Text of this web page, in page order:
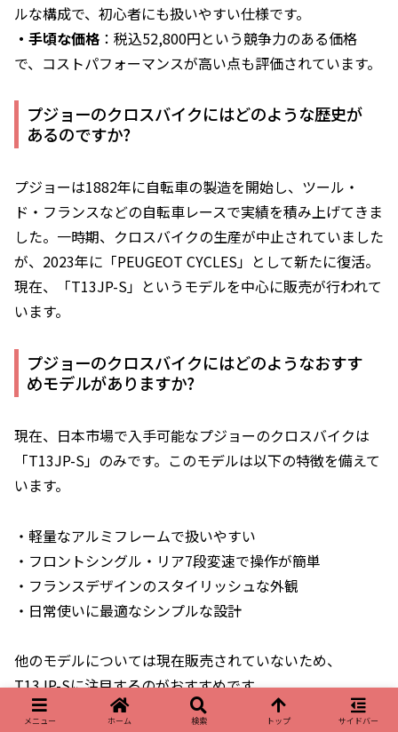
ルな構成で、初心者にも扱いやすい仕様です。
・手頃な価格 ：税込52,800円という競争力のある価格
で、コストパフォーマンスが高い点も評価されています。
プジョーのクロスバイクにはどのような歴史が
あるのですか?
プジョーは1882年に自転車の製造を開始し、ツール・
ド・フランスなどの自転車レースで実績を積み上げてきま
した。一時期、クロスバイクの生産が中止されていました
が、2023年に「PEUGEOT CYCLES」として新たに復活。
現在、「T13JP-S」というモデルを中心に販売が行われて
います。
プジョーのクロスバイクにはどのようなおすす
めモデルがありますか?
現在、日本市場で入手可能なプジョーのクロスバイクは
「T13JP-S」のみです。このモデルは以下の特徴を備えて
います。
・軽量なアルミフレームで扱いやすい
・フロントシングル・リア7段変速で操作が簡単
・フランスデザインのスタイリッシュな外観
・日常使いに最適なシンプルな設計
他のモデルについては現在販売されていないため、
T13JP-Sに注目するのがおすすめです。
メニュー ホーム 検索 トップ サイドバー